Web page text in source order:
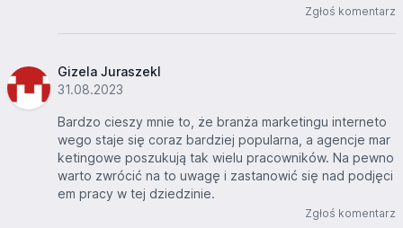
Zgłoś komentarz
Gizela Juraszekl
31.08.2023
Bardzo cieszy mnie to, że branża marketingu interneto
wego staje się coraz bardziej popularna, a agencje mar
ketingowe poszukują tak wielu pracowników. Na pewno
warto zwrócić na to uwagę i zastanowić się nad podjęci
em pracy w tej dziedzinie.
Zgłoś komentarz